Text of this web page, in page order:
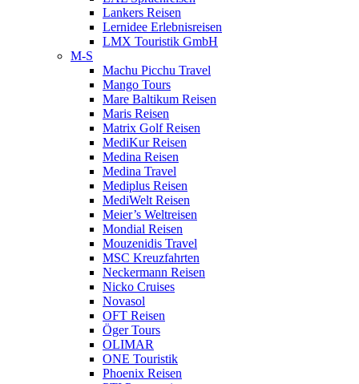
Lankers Reisen
Lernidee Erlebnisreisen
LMX Touristik GmbH
M-S
Machu Picchu Travel
Mango Tours
Mare Baltikum Reisen
Maris Reisen
Matrix Golf Reisen
MediKur Reisen
Medina Reisen
Medina Travel
Mediplus Reisen
MediWelt Reisen
Meier’s Weltreisen
Mondial Reisen
Mouzenidis Travel
MSC Kreuzfahrten
Neckermann Reisen
Nicko Cruises
Novasol
OFT Reisen
Öger Tours
OLIMAR
ONE Touristik
Phoenix Reisen